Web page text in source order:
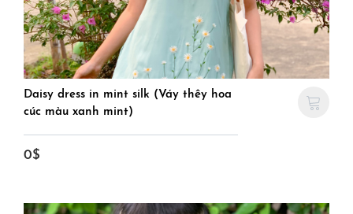
Daisy dress in mint silk (Váy thêy hoa
cúc màu xanh mint)
0$